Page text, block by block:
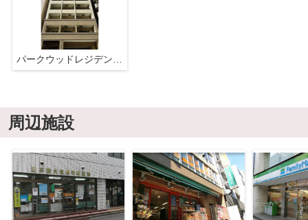
パークウッドレジデンス日本橋
周辺施設